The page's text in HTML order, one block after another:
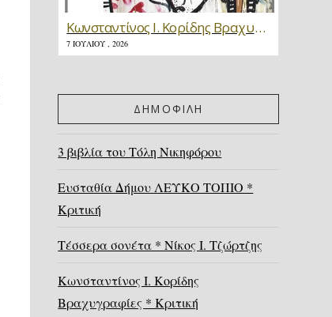
Κωνσταντίνος Ι. Κορίδης Βραχυγραφίες * Κριτική
7 ΙΟΥΛΊΟΥ , 2026
ΔΗΜΟΦΙΛΗ
3 βιβλία του Τόλη Νικηφόρου
Ευσταθία Δήμου ΛΕΥΚΟ ΤΟΠΙΟ *
Κριτική
Τέσσερα σονέτα * Νίκος Ι. Τζώρτζης
Κωνσταντίνος Ι. Κορίδης
Βραχυγραφίες * Κριτική